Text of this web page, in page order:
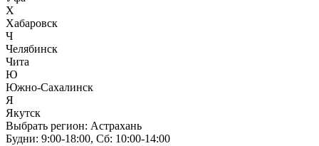
Х
Хабаровск
Ч
Челябинск
Чита
Ю
Южно-Сахалинск
Я
Якутск
Выбрать регион: Астрахань
Будни: 9:00‑18:00, Сб: 10:00‑14:00